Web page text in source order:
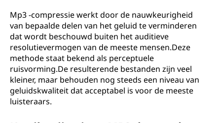
Mp3 -compressie werkt door de nauwkeurigheid
van bepaalde delen van het geluid te verminderen
dat wordt beschouwd buiten het auditieve
resolutievermogen van de meeste mensen.Deze
methode staat bekend als perceptuele
ruisvorming.De resulterende bestanden zijn veel
kleiner, maar behouden nog steeds een niveau van
geluidskwaliteit dat acceptabel is voor de meeste
luisteraars.